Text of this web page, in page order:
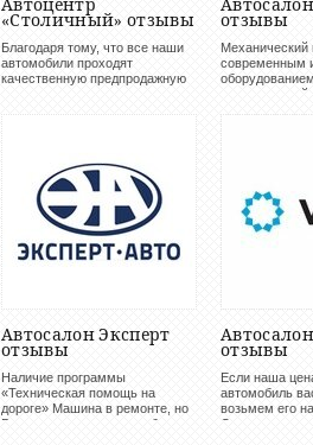
Автоцентр
«Столичный» отзывы
Благодаря тому, что все наши
автомобили проходят
качественную предпродажную
агрегатов, мы можем
гарантировать их надежную
работу в течение 60 месяцев...
отзывы
Механический
современным
компьютерной
диагностики
системы,
обслуживания
Автосалон Эксперт
отзывы
Наличие программы
«Техническая помощь на
дороге» Машина в ремонте, но
Вы надолго не остались без
отзывы
Если наша
автомобиль
возьмем его
Сделаете